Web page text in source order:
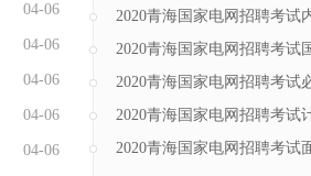
04-06
04-06
04-06
04-06
04-06
2020青海国家电网招聘考试
2020青海国家电网招聘考试
2020青海国家电网招聘考试
2020青海国家电网招聘考试
2020青海国家电网招聘考试